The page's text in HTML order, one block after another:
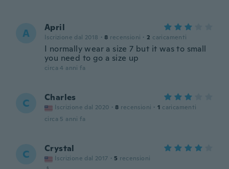
A April
Iscrizione dal 2018 · 8 recensioni · 2 caricamenti
I normally wear a size 7 but it was to small
you need to go a size up
circa 4 anni fa
C Charles
Iscrizione dal 2020 · 8 recensioni · 1 caricamenti
circa 5 anni fa
C Crystal
Iscrizione dal 2017 · 5 recensioni